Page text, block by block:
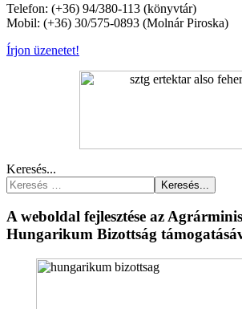
Telefon: (+36) 94/380-113 (könyvtár)
Mobil: (+36) 30/575-0893 (Molnár Piroska)
Írjon üzenetet!
Keresés...
Keresés...
A weboldal fejlesztése az
Hungarikum Bizottság